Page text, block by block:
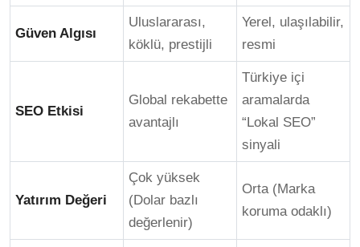
Güven Algısı
Uluslararası,
köklü, prestijli
Yerel, ulaşılabilir,
resmi
SEO Etkisi
Global rekabette
avantajlı
Türkiye içi
aramalarda
“Lokal SEO”
sinyali
Yatırım Değeri
Çok yüksek
(Dolar bazlı
değerlenir)
Orta (Marka
koruma odaklı)